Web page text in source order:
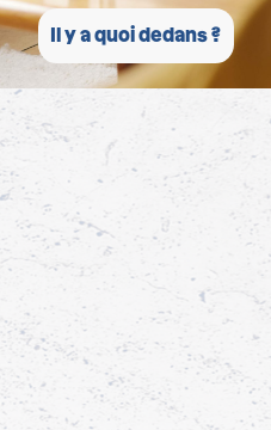
Il y a quoi dedans ?